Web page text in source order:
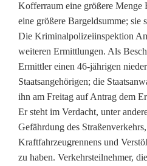
f
a
h
r
t
e
n
Kofferraum eine größere Menge
eine größere Bargeldsumme; sie
Die Kriminalpolizeiinspektion
weiteren Ermittlungen. Als
Ermittler einen 46-jährigen
Staatsangehörigen; die
ihn am Freitag auf Antrag dem
Er steht im Verdacht, unter
Gefährdung des
Kraftfahrzeugrennens und
zu haben. Verkehrsteilnehmer,